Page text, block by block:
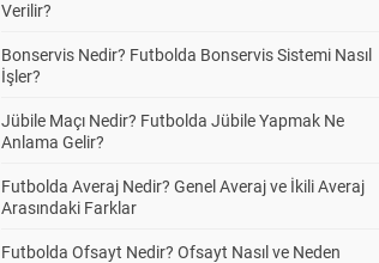
Verilir?
Bonservis Nedir? Futbolda Bonservis Sistemi Nasıl
İşler?
Jübile Maçı Nedir? Futbolda Jübile Yapmak Ne
Anlama Gelir?
Futbolda Averaj Nedir? Genel Averaj ve İkili Averaj
Arasındaki Farklar
Futbolda Ofsayt Nedir? Ofsayt Nasıl ve Neden